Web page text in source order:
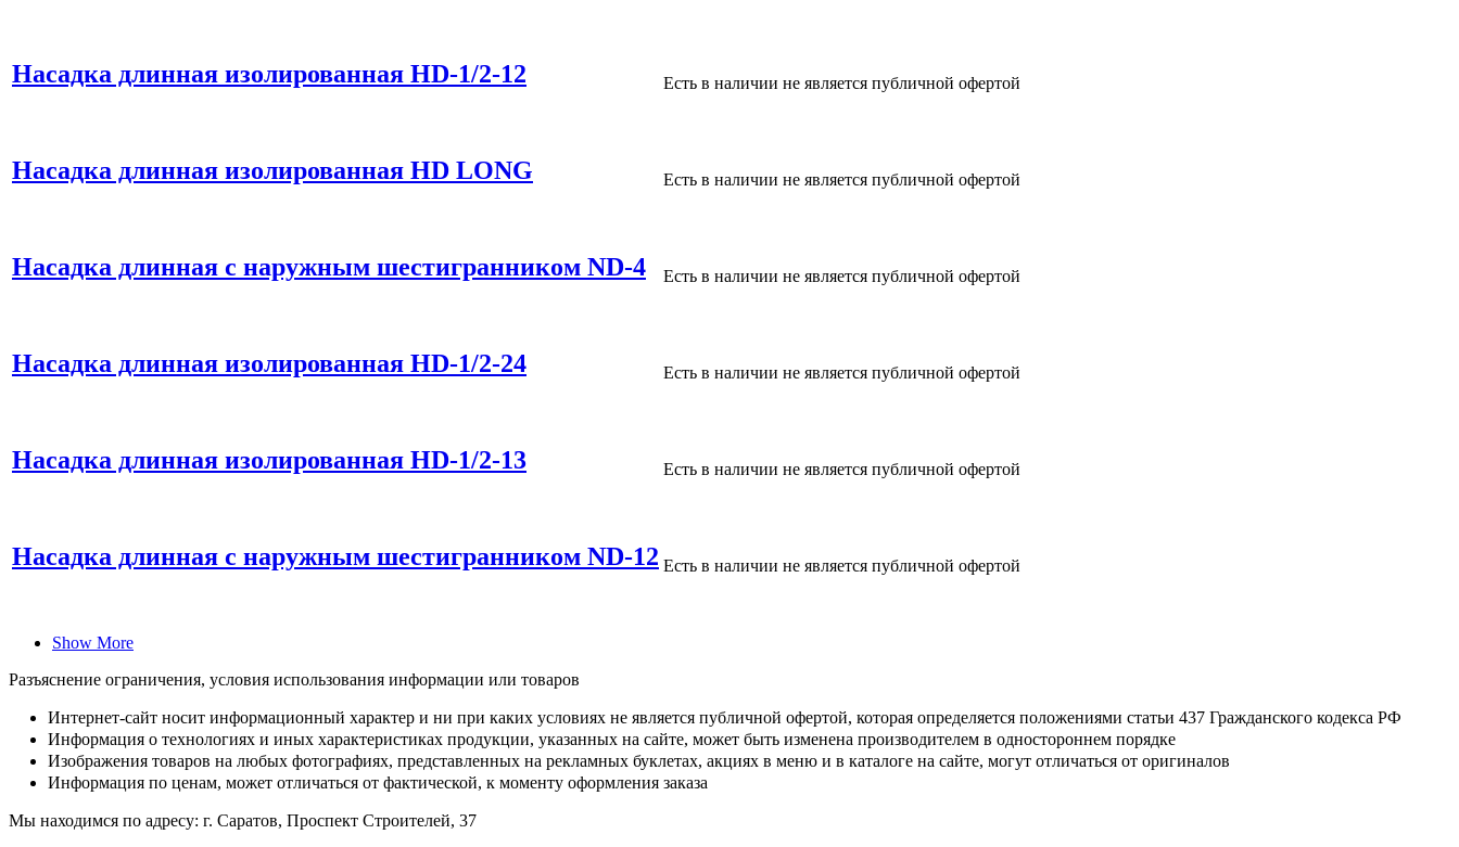
Насадка длинная изолированная HD-1/2-12 Есть в наличии не является публичной офертой
Насадка длинная изолированная HD LONG Есть в наличии не является публичной офертой
Насадка длинная с наружным шестигранником ND-4 Есть в наличии не является публичной офертой
Насадка длинная изолированная HD-1/2-24 Есть в наличии не является публичной офертой
Насадка длинная изолированная HD-1/2-13 Есть в наличии не является публичной офертой
Насадка длинная с наружным шестигранником ND-12 Есть в наличии не является публичной офертой
Show More
Разъяснение ограничения, условия использования информации или товаров
Интернет-сайт носит информационный характер и ни при каких условиях не является публичной офертой, которая определяется положениями статьи 437 Гражданского кодекса РФ
Информация о технологиях и иных характеристиках продукции, указанных на сайте, может быть изменена производителем в одностороннем порядке
Изображения товаров на любых фотографиях, представленных на рекламных буклетах, акциях в меню и в каталоге на сайте, могут отличаться от оригиналов
Информация по ценам, может отличаться от фактической, к моменту оформления заказа
Мы находимся по адресу: г. Саратов, Проспект Строителей, 37